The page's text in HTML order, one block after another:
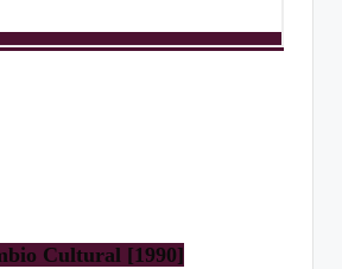
Cultural [1990]